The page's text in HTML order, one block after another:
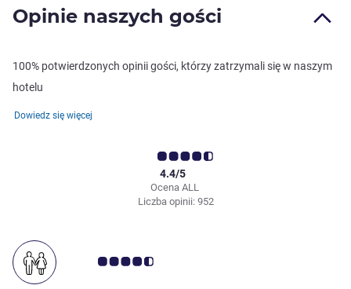
Opinie naszych gości
100% potwierdzonych opinii gości, którzy zatrzymali się w naszym
hotelu
Dowiedz się więcej
Ocena ALL
4.4/5
Liczba opinii: 952
Ocena klientów 4.5/5